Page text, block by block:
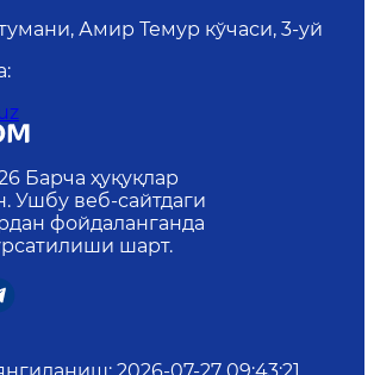
Амир Темур кўчаси, 3-уй
:
Барча ҳуқуқлар
Ушбу веб-сайтдаги
фойдаланганда
шарт.